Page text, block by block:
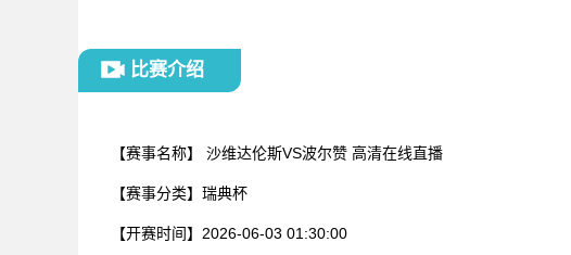
比赛介绍
【赛事名称】 沙维达伦斯VS波尔赞 高清在线直播
【赛事分类】 瑞典杯
【开赛时间】 2026-06-03 01:30:00